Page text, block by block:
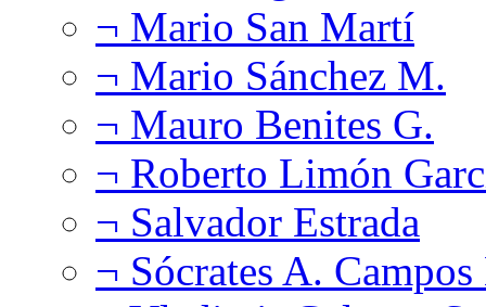
¬ Mario San Martí
¬ Mario Sánchez M.
¬ Mauro Benites G.
¬ Roberto Limón
¬ Salvador Estrada
¬ Sócrates A.